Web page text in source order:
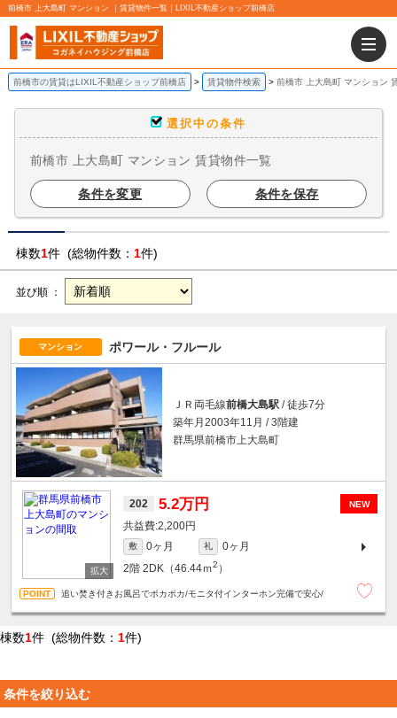
前橋市 上大島町 マンション ｜賃貸物件一覧｜LIXIL不動産ショップ前橋店
前橋市の賃貸はLIXIL不動産ショップ前橋店 賃貸物件検索 前橋市 上大島町 マンション
選択中の条件
前橋市 上大島町 マンション 賃貸物件一覧
条件を変更 条件を保存
棟数1件 (総物件数： 1件)
並び順 ：
マンション ポワール・フルール
ＪＲ両毛線前橋大島駅 / 徒歩7分
築年月2003年11月 / 3階建
群馬県前橋市上大島町
NEW
202 5.2万円
2,200円
敷 0ヶ月 礼
0ヶ月
2階 2DK（46.44ｍ2 ）
追い焚き付きお風呂でポカポカ/モニタ付インターホン完備で安心/
棟数1件 (総物件数： 1件)
条件を絞り込む